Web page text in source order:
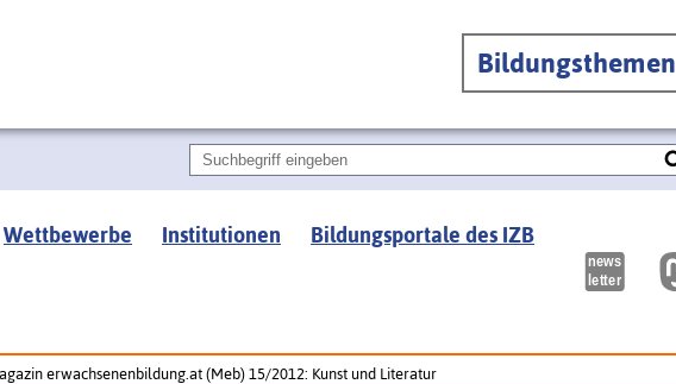
Bildungsthemen
Wettbewerbe Institutionen Bildungsportale des IZB
erwachsenenbildung.at (Meb) 15/2012: Kunst und Literatur